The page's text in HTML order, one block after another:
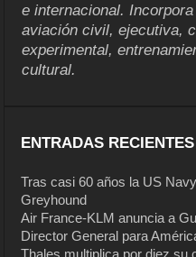
e internacional.
aviación civil, ejecutiva,
experimental,
cultural.
ENTRADAS RECIENTES
Tras casi 60 años la US
Greyhound
Air France-KLM anuncia a
Director General para
Thales multiplica por diez su